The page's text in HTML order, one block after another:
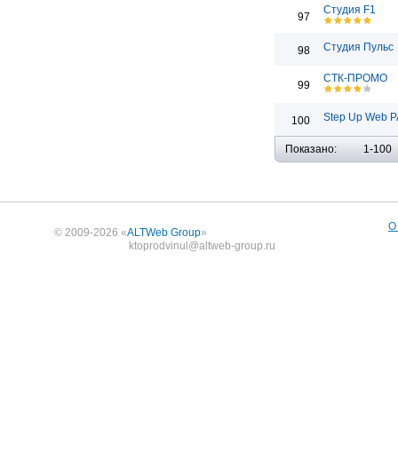
97
Студия F1
98 Студия Пульс
99
СТК-ПРОМО
100 Step Up Web
Показано: 1-100
© 2009-2026 «ALTWeb Group»
ktoprodvinul@altweb-group.ru
О